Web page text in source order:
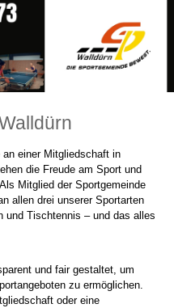
einer Mitgliedschaft in
die Freude am Sport und
Mitglied der Sportgemeinde
allen drei unserer Sportarten
und Tischtennis – und das alles
und fair gestaltet, um
zu ermöglichen.
oder eine